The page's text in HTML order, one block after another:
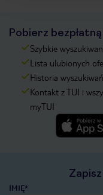
Pobierz
Szybkie
Lista ulubionych
Historia
Kontakt z TUI i
myTUI
IMIĘ*